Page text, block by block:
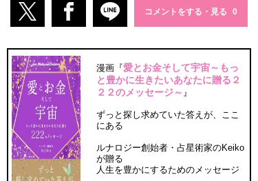
コメントをする・見る
漫画『愛とお金そして宇宙～もっ
と豊かに生きたいあなたに贈る２
２２のメッセージ～ 』
ずっと探し求めていた答えが、ここ
にある
ルナロジー創始者・占星術家のKeiko
が贈る
人生を豊かにするためのメッセージ